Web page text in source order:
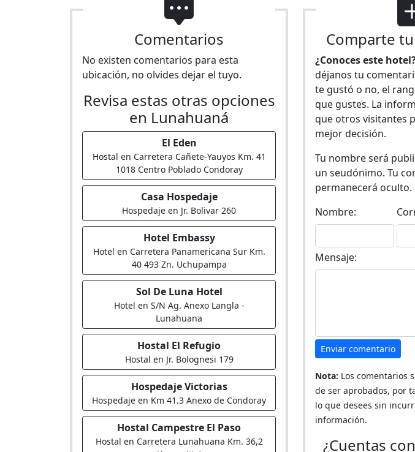
Comentarios
No existen comentarios para esta
ubicación, no olvides dejar el tuyo.
Revisa estas otras opciones
en Lunahuaná
El Eden
Hostal en Carretera Cañete-Yauyos Km. 41
1018 Centro Poblado Condoray
Casa Hospedaje
Hospedaje en Jr. Bolivar 260
Hotel Embassy
Hotel en Carretera Panamericana Sur Km.
40 493 Zn. Uchupampa
Sol De Luna Hotel
Hotel en S/N Ag. Anexo Langla -
Lunahuana
Hostal El Refugio
Hostal en Jr. Bolognesi 179
Hospedaje Victorias
Hospedaje en Km 41.3 Anexo de Condoray
Hostal Campestre El Paso
Hostal en Carretera Lunahuana Km. 36,2
Comparte
¿Conoces este
déjanos tu
te gustó o no, el
que gustes. La
que otros visitantes
mejor decisión.
Tu nombre será
un seudónimo. Tu
permanecerá oculto.
Nombre:
Mensaje:
Enviar comentario
Nota: Los comentarios
de ser aprobados, por
lo que desees sin
información.
¿Cuentas